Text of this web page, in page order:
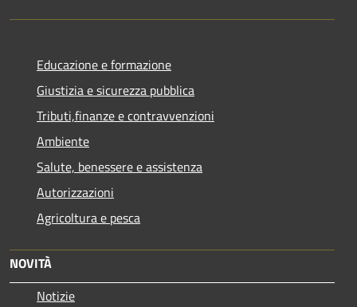
Educazione e formazione
Giustizia e sicurezza pubblica
Tributi,finanze e contravvenzioni
Ambiente
Salute, benessere e assistenza
Autorizzazioni
Agricoltura e pesca
NOVITÀ
Notizie